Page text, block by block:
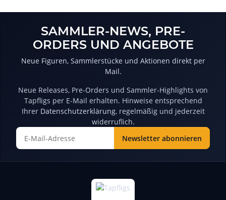
SAMMLER-NEWS, PRE-
ORDERS UND ANGEBOTE
Neue Figuren, Sammlerstücke und Aktionen direkt per
Mail.
Neue Releases, Pre-Orders und Sammler-Highlights von
Tapfligs per E-Mail erhalten. Hinweise entsprechend
Ihrer Datenschutzerklärung, regelmäßig und jederzeit
widerruflich.
Newsletter abonnieren